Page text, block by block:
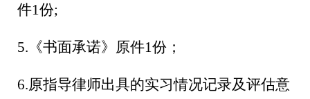
件1份;
5.《书面承诺》原件1份；
6.原指导律师出具的实习情况记录及评估意